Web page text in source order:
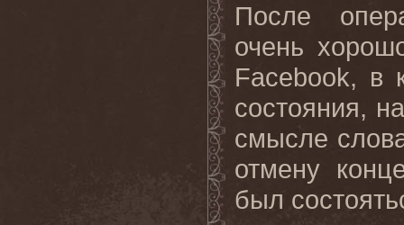
После
очень
Facebook, в
состояния,
смысле
отмену
был